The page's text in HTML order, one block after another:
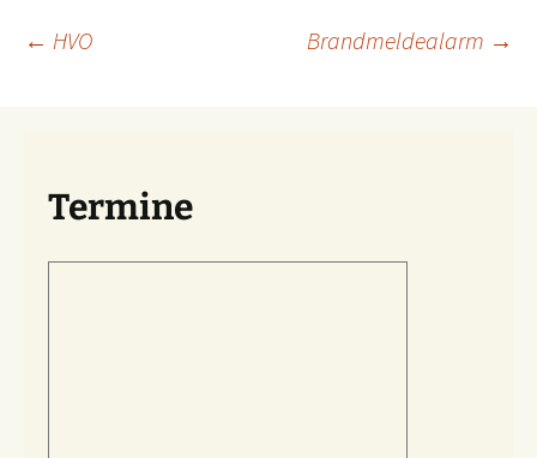
Beitragsnavigation
← HVO Brandmeldealarm →
Termine